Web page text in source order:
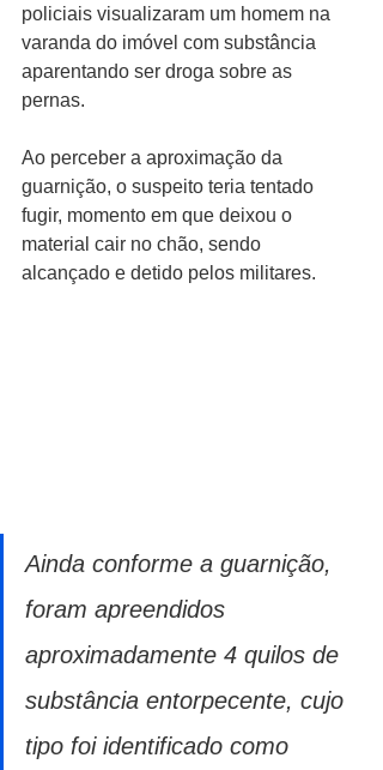
policiais visualizaram um homem na
varanda do imóvel com substância
aparentando ser droga sobre as
pernas.
Ao perceber a aproximação da
guarnição, o suspeito teria tentado
fugir, momento em que deixou o
material cair no chão, sendo
alcançado e detido pelos militares.
Ainda conforme a guarnição,
foram apreendidos
aproximadamente 4 quilos de
substância entorpecente, cujo
tipo foi identificado como